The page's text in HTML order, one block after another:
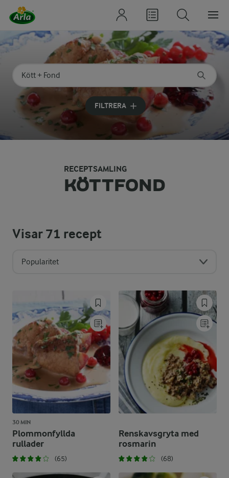
Sök på kategori eller ingrediens
Skriv in sökord för att få förslag
FILTRERA
RECEPTSAMLING
KÖTTFOND
Visar71 recept
Popularitet
30 MIN
Plommonfyllda
rullader
(65)
Renskavsgryta med
rosmarin
(68)